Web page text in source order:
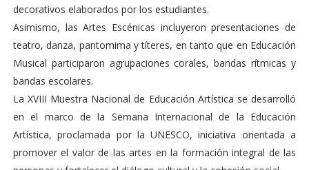
decorativos elaborados por los estudiantes.
Asimismo, las Artes Escénicas incluyeron presentaciones de
teatro, danza, pantomima y títeres, en tanto que en Educación
Musical participaron agrupaciones corales, bandas rítmicas y
bandas escolares.
La XVIII Muestra Nacional de Educación Artística se desarrolló
en el marco de la Semana Internacional de la Educación
Artística, proclamada por la UNESCO, iniciativa orientada a
promover el valor de las artes en la formación integral de las